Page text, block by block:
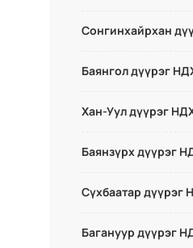
Сонгинхайрхан
Баянгол дүүрэг
Хан-Уул дүүрэг
Баянзүрх дүүрэг
Сүхбаатар дүүрэг
Багануур дүүрэг